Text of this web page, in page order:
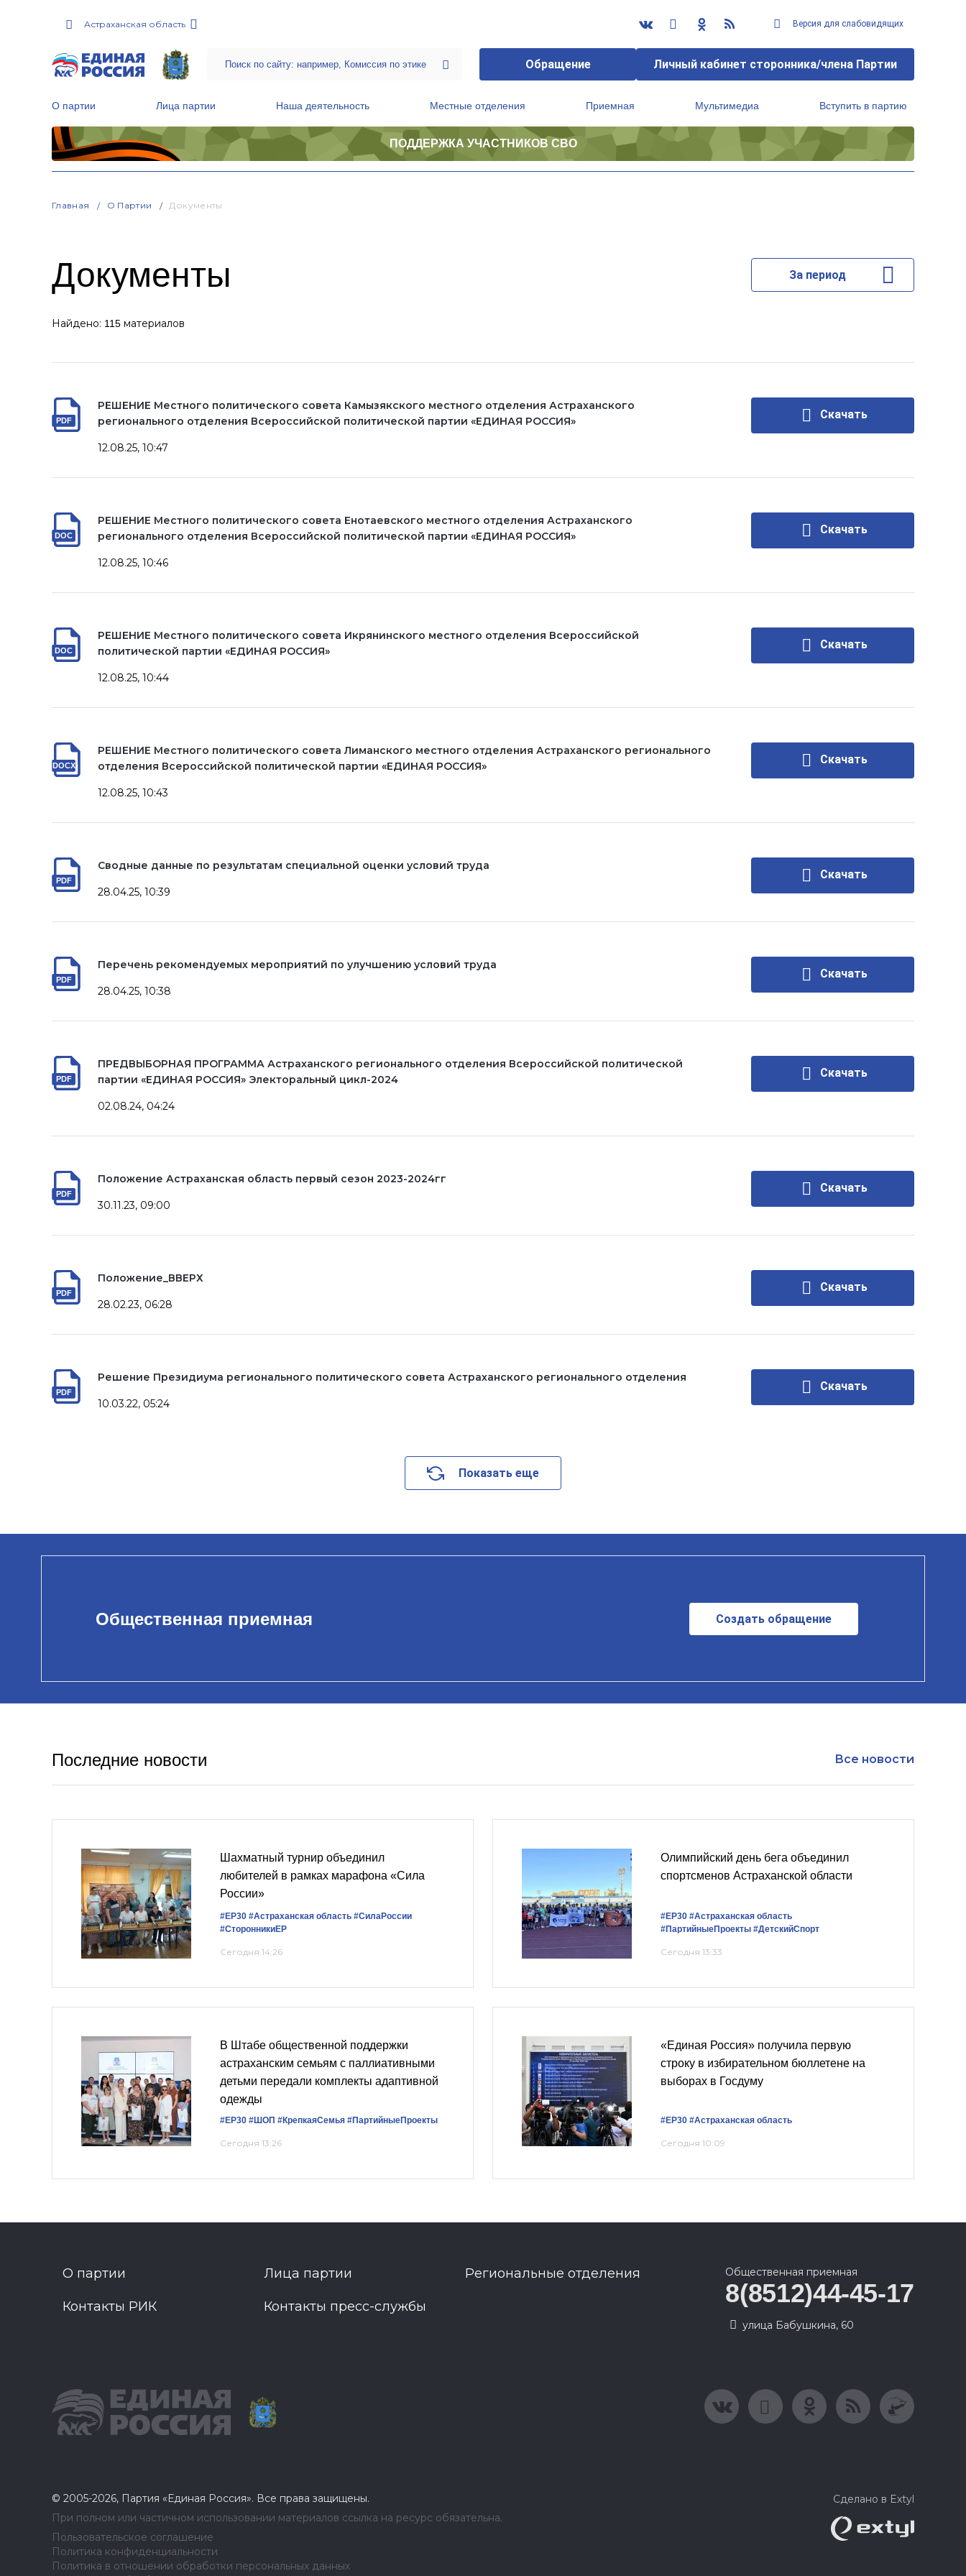
Астраханская область Версия для слабовидящих
Обращение Личный кабинет сторонника/члена Партии
О партии Лица партии Наша деятельность Местные отделения Приемная Мультимедиа Вступить в партию
ПОДДЕРЖКА УЧАСТНИКОВ СВО
Главная О Партии Документы
Документы За период
Найдено: 115 материалов
РЕШЕНИЕ Местного политического совета Камызякского местного отделения Астраханского
регионального отделения Всероссийской политической партии «ЕДИНАЯ РОССИЯ»
12.08.25, 10:47
Скачать
РЕШЕНИЕ Местного политического совета Енотаевского местного отделения Астраханского
регионального отделения Всероссийской политической партии «ЕДИНАЯ РОССИЯ»
12.08.25, 10:46
Скачать
РЕШЕНИЕ Местного политического совета Икрянинского местного отделения Всероссийской
политической партии «ЕДИНАЯ РОССИЯ»
12.08.25, 10:44
Скачать
РЕШЕНИЕ Местного политического совета Лиманского местного отделения Астраханского регионального
отделения Всероссийской политической партии «ЕДИНАЯ РОССИЯ»
12.08.25, 10:43
Скачать
Сводные данные по результатам специальной оценки условий труда
28.04.25, 10:39
Скачать
Перечень рекомендуемых мероприятий по улучшению условий труда
28.04.25, 10:38
Скачать
ПРЕДВЫБОРНАЯ ПРОГРАММА Астраханского регионального отделения Всероссийской политической
партии «ЕДИНАЯ РОССИЯ» Электоральный цикл-2024
02.08.24, 04:24
Скачать
Положение Астраханская область первый сезон 2023-2024гг
30.11.23, 09:00
Скачать
Положение_ВВЕРХ
28.02.23, 06:28
Скачать
Решение Президиума регионального политического совета Астраханского регионального отделения
10.03.22, 05:24
Скачать
Показать еще
Общественная приемная Создать обращение
Последние новости Все новости
Шахматный турнир объединил
любителей в рамках марафона «Сила
России»
#ЕР30 #Астраханская область #СилаРоссии
#СторонникиЕР
Сегодня 14:26
Олимпийский день бега объединил
спортсменов Астраханской области
#ЕР30 #Астраханская область
#ПартийныеПроекты #ДетскийСпорт
Сегодня 13:33
В Штабе общественной поддержки
астраханским семьям с паллиативными
детьми передали комплекты адаптивной
одежды
#ЕР30 #ШОП #КрепкаяСемья #ПартийныеПроекты
Сегодня 13:26
«Единая Россия» получила первую
строку в избирательном бюллетене на
выборах в Госдуму
#ЕР30 #Астраханская область
Сегодня 10:09
О партии Лица партии Региональные отделения
Контакты РИК Контакты пресс-службы
Общественная приемная
8(8512)44-45-17
улица Бабушкина, 60
© 2005-2026, Партия «Единая Россия». Все права защищены.
При полном или частичном использовании материалов ссылка на ресурс обязательна.
Пользовательское соглашение
Политика конфиденциальности
Политика в отношении обработки персональных данных
Сделано в Extyl